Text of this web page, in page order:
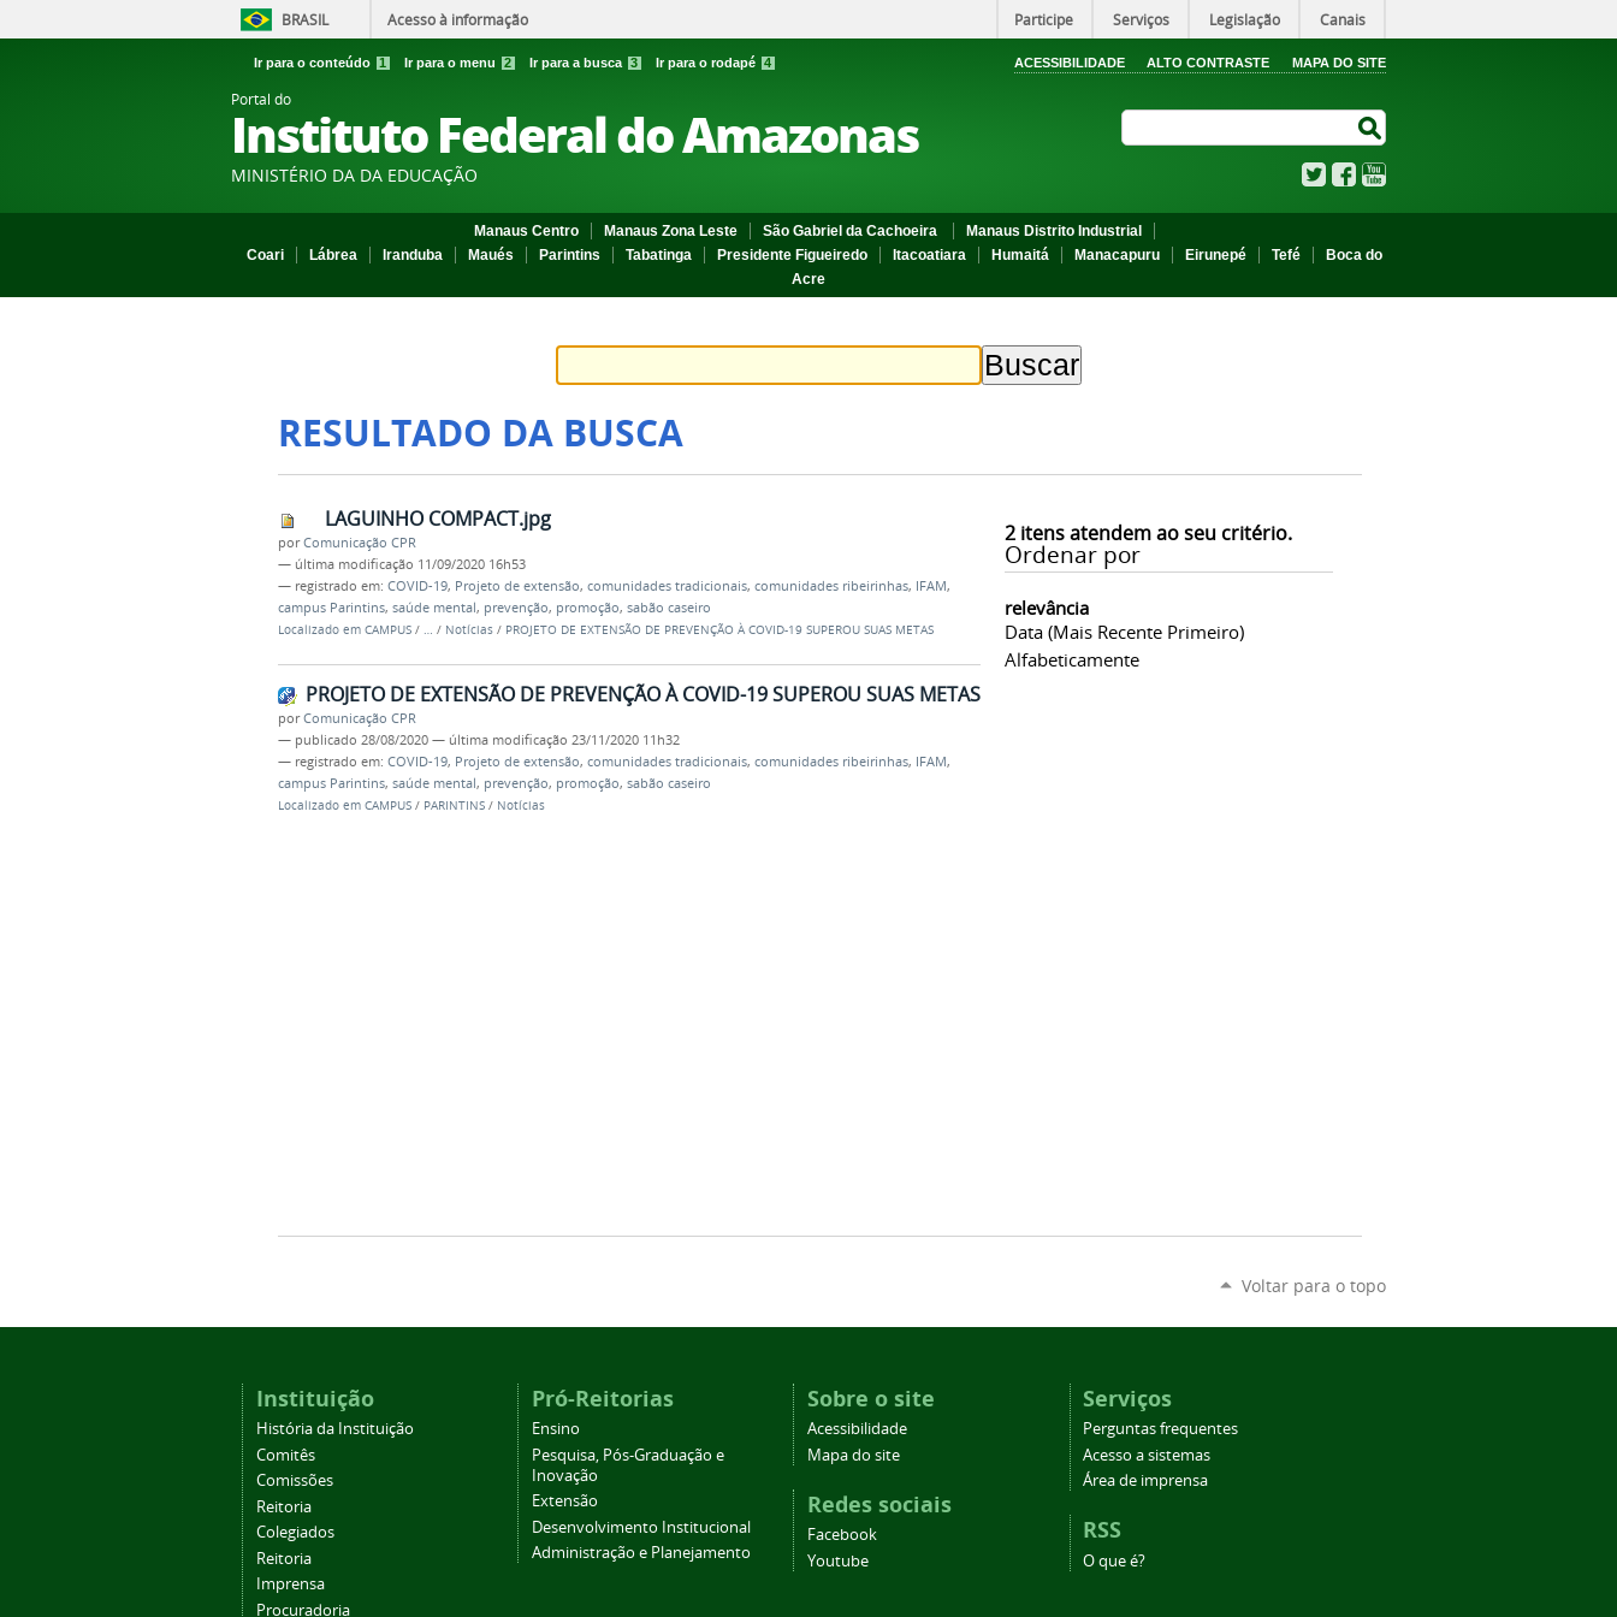
BRASIL Acesso à informação Participe Serviços Legislação Canais
Ir para o conteúdo 1 Ir para o menu 2 Ir para a busca 3 Ir para o rodapé 4 ACESSIBILIDADE ALTO CONTRASTE MAPA DO SITE
Portal do
Instituto Federal do Amazonas
MINISTÉRIO DA DA EDUCAÇÃO TwitterFacebook
Manaus Centro Manaus Zona Leste São Gabriel da Cachoeira
Manaus Distrito Industrial
Coari
Lábrea Iranduba Maués Parintins Tabatinga Presidente Figueiredo Itacoatiara Humaitá Manacapuru Eirunepé Tefé
Boca do
Acre
RESULTADO DA BUSCA
2itens atendem ao seu critério.
Ordenar por
relevância
Data (mais Recente Primeiro)
Alfabeticamente
LAGUINHO COMPACT.jpg
porComunicação CPR
— última modificação 11/09/2020 16h53
— registrado em: COVID-19, Projeto de extensão, comunidades tradicionais, comunidades ribeirinhas, IFAM,
campus Parintins, saúde mental, prevenção, promoção, sabão caseiro
Localizado em CAMPUS / … / Notícias / PROJETO DE EXTENSÃO DE PREVENÇÃO À COVID-19 SUPEROU SUAS METAS
PROJETO DE EXTENSÃO DE PREVENÇÃO À COVID-19 SUPEROU SUAS METAS
porComunicação CPR
— publicado 28/08/2020 — última modificação 23/11/2020 11h32
— registrado em: COVID-19, Projeto de extensão, comunidades tradicionais, comunidades ribeirinhas, IFAM,
campus Parintins, saúde mental, prevenção, promoção, sabão caseiro
Localizado em CAMPUS / PARINTINS / Notícias
Voltar para o topo
Instituição
História da Instituição
Comitês
Comissões
Reitoria
Colegiados
Reitoria
Imprensa
Procuradoria
Pró-Reitorias
Ensino
Pesquisa, Pós-Graduação e
Inovação
Extensão
Desenvolvimento Institucional
Administração e Planejamento
Sobre o site
Acessibilidade
Mapa do site
Redes sociais
Facebook
Youtube
Serviços
Perguntas frequentes
Acesso a sistemas
Área de imprensa
RSS
O que é?